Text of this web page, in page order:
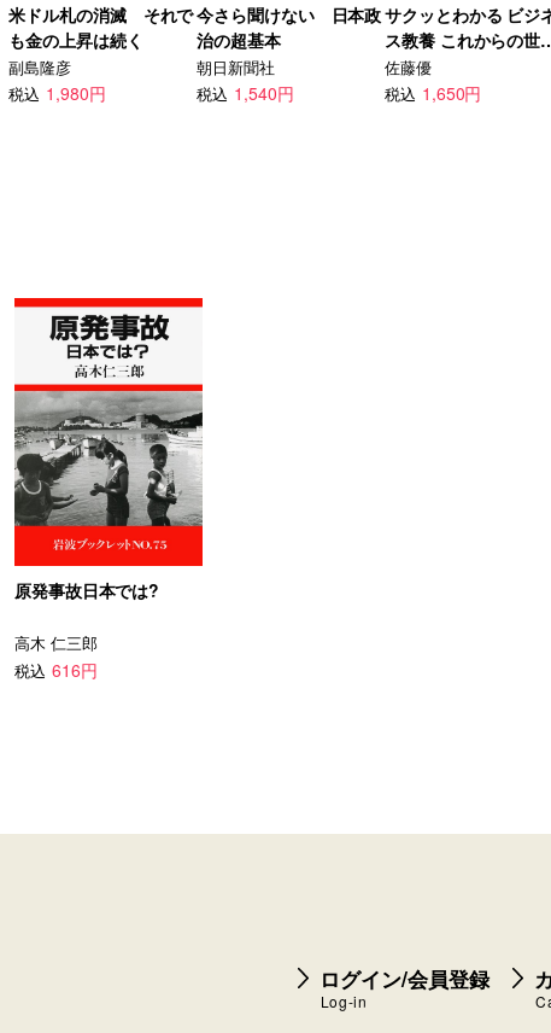
米ドル札の消滅 それで
も金の上昇は続く
副島隆彦
税込 1,980円
今さら聞けない 日本政
治の超基本
朝日新聞社
税込 1,540円
サクッとわかる ビジ
ス教養 これからの世
の紛争
佐藤優
税込 1,650円
原発事故日本では?
高木 仁三郎
税込 616円
ログイン/会員登録
Log-in